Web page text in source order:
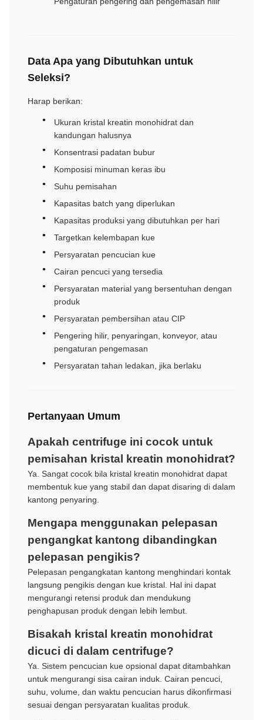
Data Apa yang Dibutuhkan untuk
Seleksi?
Harap berikan:
Ukuran kristal kreatin monohidrat dan
kandungan halusnya
Konsentrasi padatan bubur
Komposisi minuman keras ibu
Suhu pemisahan
Kapasitas batch yang diperlukan
Kapasitas produksi yang dibutuhkan per hari
Targetkan kelembapan kue
Persyaratan pencucian kue
Cairan pencuci yang tersedia
Persyaratan material yang bersentuhan dengan
produk
Persyaratan pembersihan atau CIP
Pengering hilir, penyaringan, konveyor, atau
pengaturan pengemasan
Persyaratan tahan ledakan, jika berlaku
Pertanyaan Umum
Apakah centrifuge ini cocok untuk
pemisahan kristal kreatin monohidrat?
Ya. Sangat cocok bila kristal kreatin monohidrat dapat
membentuk kue yang stabil dan dapat disaring di dalam
kantong penyaring.
Mengapa menggunakan pelepasan
pengangkat kantong dibandingkan
pelepasan pengikis?
Pelepasan pengangkatan kantong menghindari kontak
langsung pengikis dengan kue kristal. Hal ini dapat
mengurangi retensi produk dan mendukung
penghapusan produk dengan lebih lembut.
Bisakah kristal kreatin monohidrat
dicuci di dalam centrifuge?
Ya. Sistem pencucian kue opsional dapat ditambahkan
untuk mengurangi sisa cairan induk. Cairan pencuci,
suhu, volume, dan waktu pencucian harus dikonfirmasi
sesuai dengan persyaratan kualitas produk.